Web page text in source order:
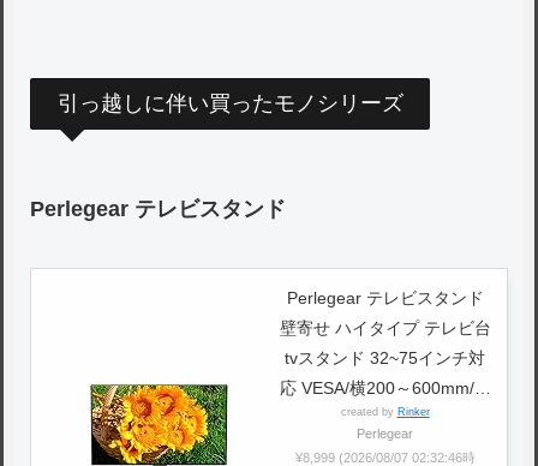
引っ越しに伴い買ったモノシリーズ
Perlegear テレビスタンド
Perlegear テレビスタンド
壁寄せ ハイタイプ テレビ台
tvスタンド 32~75インチ対
応 VESA/横200～600mm/縦
100～400mm 耐荷重40kg
高さ調節可能 左右35°首振
created by Rinker
Perlegear
¥8,999 (2026/08/07 02:32:46時